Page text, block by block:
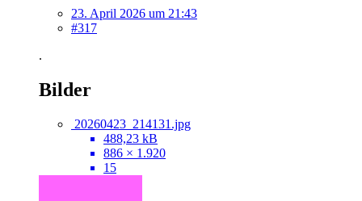
23. April 2026 um 21:43
#317
.
Bilder
20260423_214131.jpg
488,23 kB
886 × 1.920
15